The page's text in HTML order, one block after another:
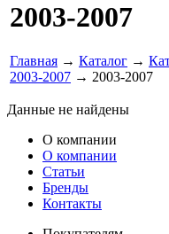
2003-2007
Главная → Каталог →
2003-2007 → 2003-2007
Данные не найдены
О компании
О компании
Статьи
Бренды
Контакты